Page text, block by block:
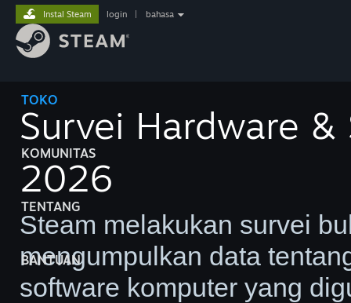
TOKO
KOMUNITAS
TENTANG
BANTUAN
Instal Steam login bahasa
Survei Hardware
2026
Steam melakukan survei
mengumpulkan data
software komputer yang